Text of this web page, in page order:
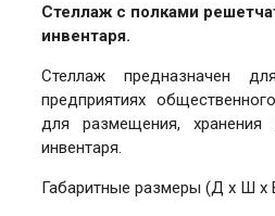
Стеллаж с полками
инвентаря.
Стеллаж предназначен
предприятиях
для размещения,
инвентаря.
Габаритные размеры (Д х Ш х